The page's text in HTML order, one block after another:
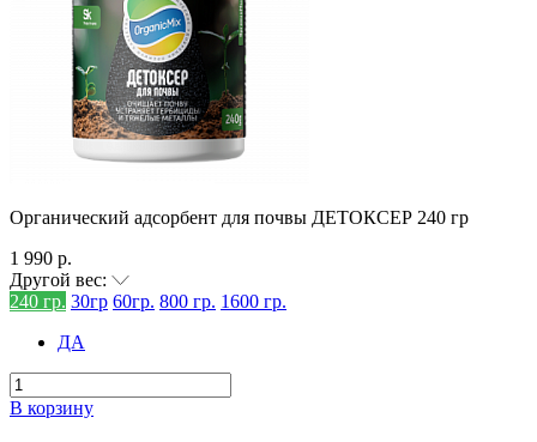
Органический адсорбент для почвы ДЕТОКСЕР 240 гр
1 990 р.
Другой вес:
240 гр. 30гр 60гр. 800 гр. 1600 гр.
ДА
В корзину